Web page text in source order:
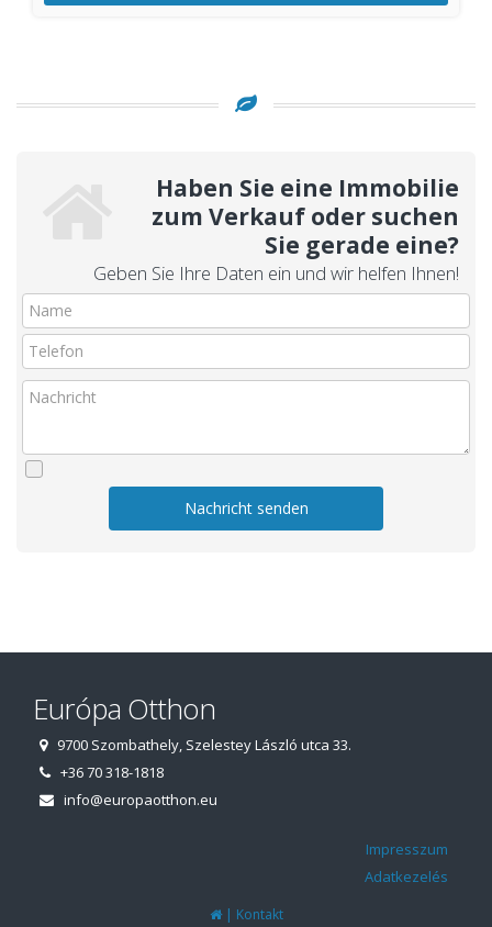
Haben Sie eine Immobilie
zum Verkauf oder suchen
Sie gerade eine?
Geben Sie Ihre Daten ein und wir helfen Ihnen!
Nachricht senden
Európa Otthon
9700 Szombathely, Szelestey László utca 33.
+36 70 318-1818
info@europaotthon.eu
Impresszum
Adatkezelés
| Kontakt